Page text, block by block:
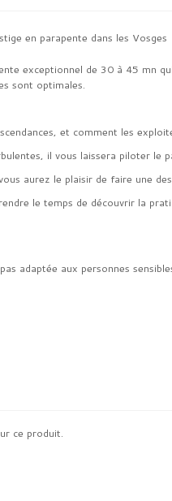
en parapente dans les Vosges
exceptionnel de 30 à 45 mn
sont optimales.
et comment les
il vous laissera piloter le
aurez le plaisir de faire une
le temps de découvrir la
adaptée aux personnes
ce produit.